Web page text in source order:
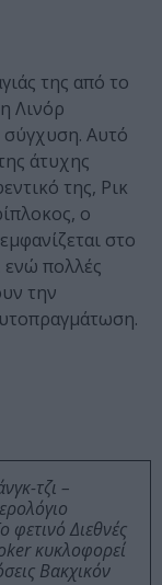
της από το
Λινόρ
Αυτό
άτυχης
της, Ρικ
ο
στο
ενώ πολλές
την
τζι –
φετινό Διεθνές
κυκλοφορεί
Βακχικόν